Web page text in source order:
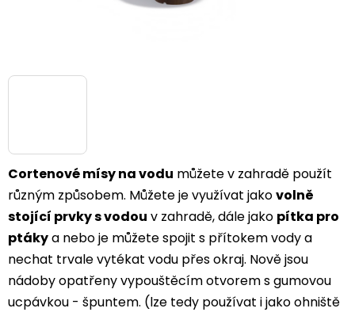
Cortenové mísy na vodu můžete v zahradě použít
různým způsobem. Můžete je využívat jakovolně
stojící prvky s vodou v zahradě, dále jako pítka pro
ptákya nebo je můžete spojit s přítokem vody a
nechat trvale vytékat vodu přes okraj. Nově jsou
nádoby opatřeny vypouštěcím otvorem s gumovou
ucpávkou - špuntem. (lze tedy používat i jako ohniště